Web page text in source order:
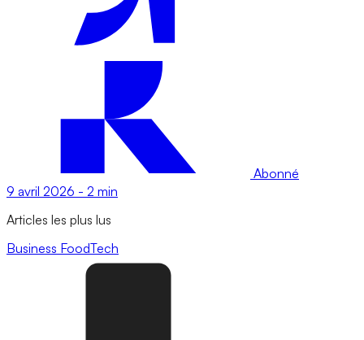
Abonné
9 avril 2026 - 2 min
Articles les plus lus
Business FoodTech